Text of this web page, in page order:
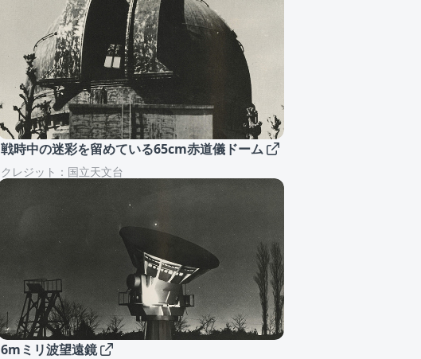
戦時中の迷彩を留めている65cm赤道儀ドーム
クレジット：国立天文台
6mミリ波望遠鏡